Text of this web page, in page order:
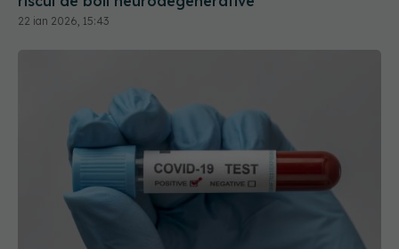
EXCLUSIV COVID, gripa și virusul sincițial
respirator: triplă agresiune. Pleșca: Prevenția
înseamnă să ne întoarcem la recomandările din
timpul pandemiei!
01 oct 2023, 10:48